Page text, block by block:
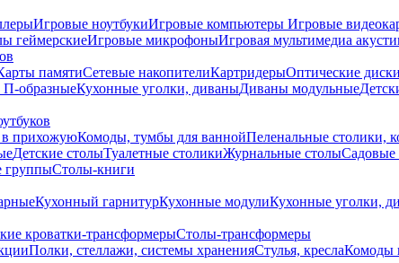
Игровые ноутбукиИгровые компьютеры Игровые
геймерскиеИгровые микрофоныИгровая мультимедиа
памятиСетевые накопителиКартридерыОптические диски
образныеКухонные уголки, диваныДиваны модульные
прихожуюКомоды, тумбы для ваннойПеленальные столики,
Детские столыТуалетные столикиЖурнальные столыСадовые
группыСтолы-книги
Кухонный гарнитурКухонные модулиКухонные уголки,
кроватки-трансформерыСтолы-трансформеры
Полки, стеллажи, системы храненияСтулья, креслаКомоды